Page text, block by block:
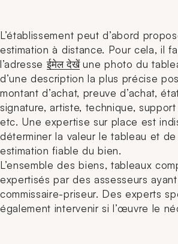
L’établissement peut d’abord
estimation à distance. Pour cela, il
l’adresseईमेल देखेंune photo du
d’une description la plus précise
montant d’achat, preuve d’achat,
signature, artiste, technique,
etc. Une expertise sur place est
déterminer la valeur le tableau et
estimation fiable du bien.
L’ensemble des biens, tableaux
expertisés par des assesseurs
commissaire-priseur. Des experts
également intervenir si l’œuvre le